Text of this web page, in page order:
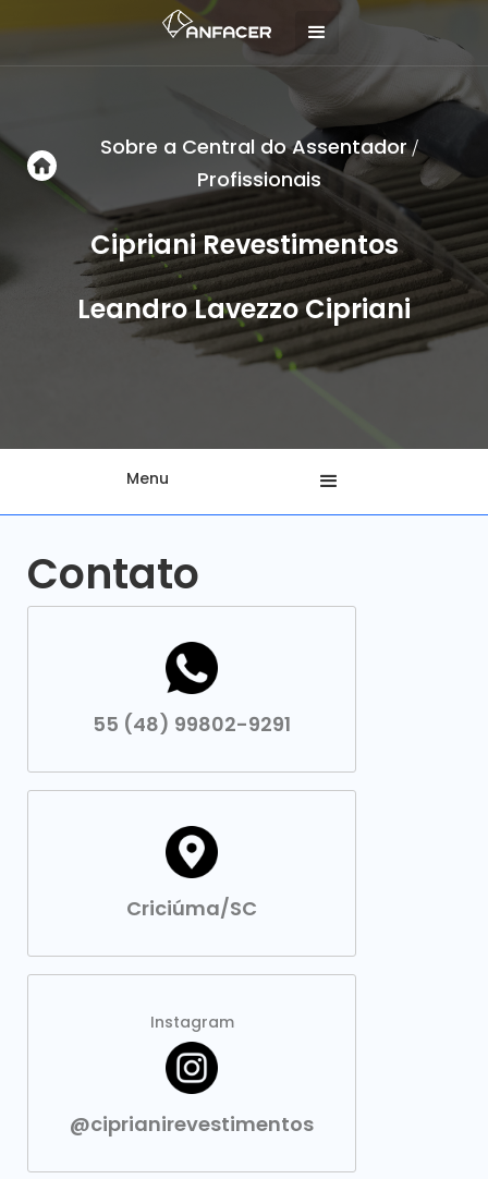
Sobre a Central do Assentador/
Profissionais
Cipriani Revestimentos
Leandro Lavezzo Cipriani
Menu
Contato
55 (48) 99802-9291
Criciúma/SC
Instagram
@ciprianirevestimentos